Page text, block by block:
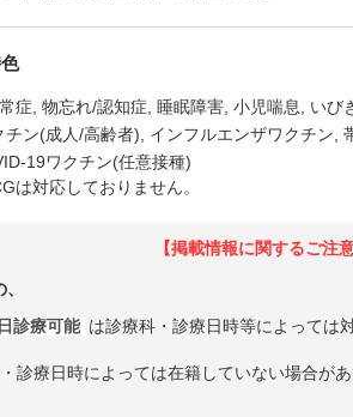
症 物忘れ/認知症 睡眠障害 小児喘息 いび
チン(成人/高齢者) インフルエンザワクチン
19ワクチン(任意接種)
は対応しておりません。
【掲載情報に関するご注意
診療可能 は診療科・診療日時等によっては
診療日時によっては在籍していない場合が